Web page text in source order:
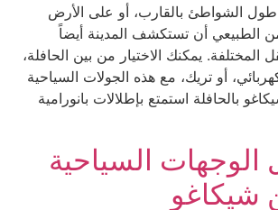
الشواطئ بالقارب، أو على الأرض
الطبيعي أن تستكشف المدينة أيضاً
المختلفة. يمكنك الاختيار من بين الحافلة،
أو تريك، مع هذه الجولات السياحية
بالحافلة استمتع بإطلالات بانورامية
الوجهات السياحية
شيكاغو